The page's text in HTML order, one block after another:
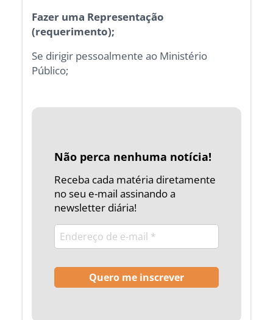
Fazer uma Representação
(requerimento);
Se dirigir pessoalmente ao Ministério
Público;
Não perca nenhuma notícia!
Receba cada matéria diretamente
no seu e-mail assinando a
newsletter diária!